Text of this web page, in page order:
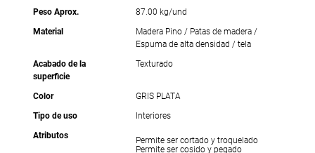
Peso Aprox.
87.00 kg/und
Material
Madera Pino / Patas de madera /
Espuma de alta densidad / tela
Acabado de la
superficie
Texturado
Color
GRIS PLATA
Tipo de uso
Interiores
Atributos
Permite ser cortado y troquelado
Permite ser cosido y pegado